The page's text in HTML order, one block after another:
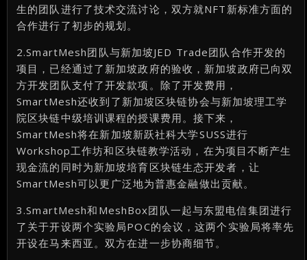
生的团队进行了技术交流讨论，双方就NFT新标准方面的
合作进行了初步的规划。
2.SmartMesh团队与新加坡JED Trade团队合作开发的
项目，已经通过了新加坡政府的验收，新加坡政府已向双
方开发团队支付了开发款项。除了开发费用，
SmartMesh还收到了新加坡区块链协会与新加坡理工学
院区块链中级培训课程的授课费用。接下来，
SmartMesh将在新加坡新跃社科大学SUSS进行
Workshop工作坊和区块链教学活动，在为项目不断产生
现金流的同时为新加坡培育区块链生态开发者，让
SmartMesh可以更广泛地为普惠金融做出贡献。
3.SmartMesh和MeshBox团队一起与东盟电信集团进行
了关于开设两个实验局POC的会议，这两个实验局将率先
开设在马来西亚。双方在进一步协商细节。